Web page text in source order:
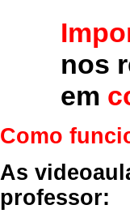
nos
em
Como
As
professor: